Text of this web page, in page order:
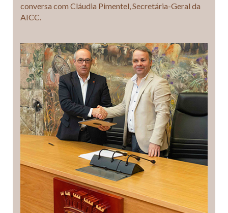
conversa com Cláudia Pimentel, Secretária-Geral da
AICC.